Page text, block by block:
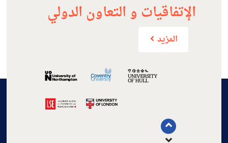
الإتفاقيات و التعاون الدولي
المزيد